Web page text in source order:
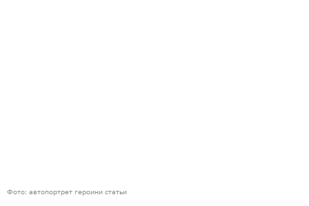
Фото: автопортрет героини статьи